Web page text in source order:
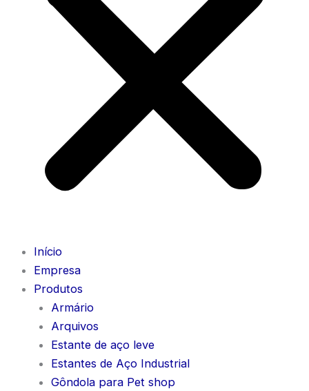
Início
Empresa
Produtos
Armário
Arquivos
Estante de aço leve
Estantes de Aço Industrial
Gôndola para Pet shop